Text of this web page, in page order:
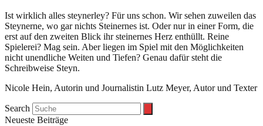
Ist wirklich alles steynerley? Für uns schon. Wir sehen zuweilen das
Steynerne, wo gar nichts Steinernes ist. Oder nur in einer Form, die
erst auf den zweiten Blick ihr steinernes Herz enthüllt. Reine
Spielerei? Mag sein. Aber liegen im Spiel mit den Möglichkeiten
nicht unendliche Weiten und Tiefen? Genau dafür steht die
Schreibweise Steyn.
Nicole Hein, Autorin und Journalistin Lutz Meyer, Autor und Texter
Search
Neueste Beiträge